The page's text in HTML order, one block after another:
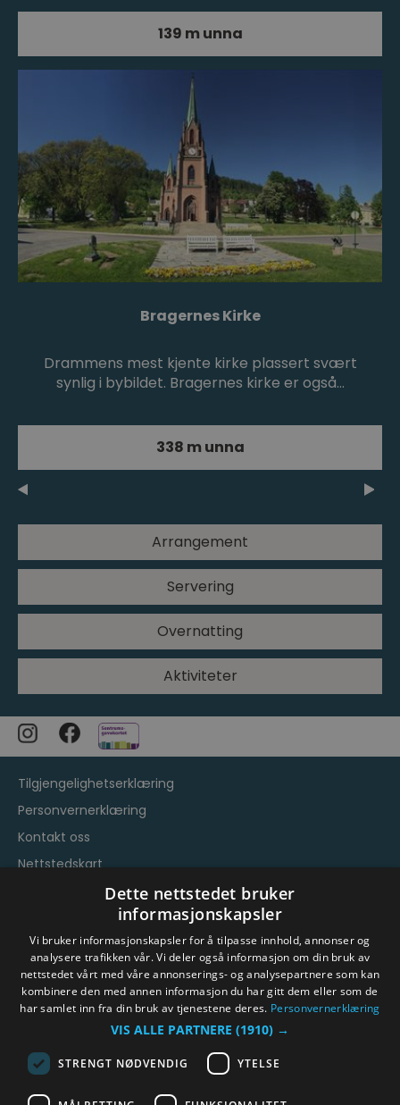
139 m unna
Bragernes Kirke
Drammens mest kjente kirke plassert svært
synlig i bybildet. Bragernes kirke er også…
338 m unna
Arrangement
Servering
Overnatting
Aktiviteter
Tilgjengelighetserklæring
Personvernerklæring
Kontakt oss
Nettstedskart
Vilkår og betingelser
© Byen Vår Drammen/Destinasjon Drammen 2026.
Dette nettstedet bruker
informasjonskapsler
Vi bruker informasjonskapsler for å tilpasse innhold, annonser og
analysere trafikken vår. Vi deler også informasjon om din bruk av
nettstedet vårt med våre annonserings- og analysepartnere som kan
kombinere den med annen informasjon du har gitt dem eller som de
har samlet inn fra din bruk av tjenestene deres. Personvernerklæring
VIS ALLE PARTNERE (1910) →
STRENGT NØDVENDIG YTELSE